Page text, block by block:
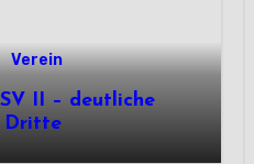
Verein
II – deutliche
Dritte